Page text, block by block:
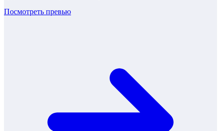
Посмотреть превью